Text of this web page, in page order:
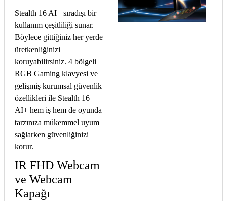
Stealth 16 AI+ sıradışı bir
kullanım çeşitliliği sunar.
Böylece gittiğiniz her yerde
üretkenliğinizi
koruyabilirsiniz. 4 bölgeli
RGB Gaming klavyesi ve
gelişmiş kurumsal güvenlik
özellikleri ile Stealth 16
AI+ hem iş hem de oyunda
tarzınıza mükemmel uyum
sağlarken güvenliğinizi
korur.
IR FHD Webcam
ve Webcam
Kapağı